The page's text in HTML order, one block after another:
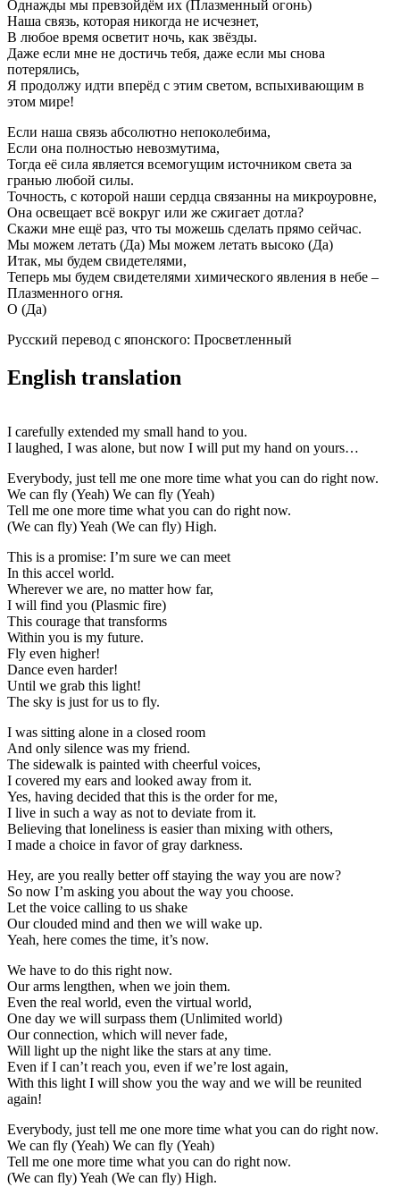
Однажды мы превзойдём их (Плазменный огонь)
Наша связь, которая никогда не исчезнет,
В любое время осветит ночь, как звёзды.
Даже если мне не достичь тебя, даже если мы снова
потерялись,
Я продолжу идти вперёд с этим светом, вспыхивающим в
этом мире!
Если наша связь абсолютно непоколебима,
Если она полностью невозмутима,
Тогда её сила является всемогущим источником света за
гранью любой силы.
Точность, с которой наши сердца связанны на микроуровне,
Она освещает всё вокруг или же сжигает дотла?
Скажи мне ещё раз, что ты можешь сделать прямо сейчас.
Мы можем летать (Да) Мы можем летать высоко (Да)
Итак, мы будем свидетелями,
Теперь мы будем свидетелями химического явления в небе –
Плазменного огня.
О (Да)
Русский перевод с японского: Просветленный
English translation
I carefully extended my small hand to you.
I laughed, I was alone, but now I will put my hand on yours…
Everybody, just tell me one more time what you can do right now.
We can fly (Yeah) We can fly (Yeah)
Tell me one more time what you can do right now.
(We can fly) Yeah (We can fly) High.
This is a promise: I’m sure we can meet
In this accel world.
Wherever we are, no matter how far,
I will find you (Plasmic fire)
This courage that transforms
Within you is my future.
Fly even higher!
Dance even harder!
Until we grab this light!
The sky is just for us to fly.
I was sitting alone in a closed room
And only silence was my friend.
The sidewalk is painted with cheerful voices,
I covered my ears and looked away from it.
Yes, having decided that this is the order for me,
I live in such a way as not to deviate from it.
Believing that loneliness is easier than mixing with others,
I made a choice in favor of gray darkness.
Hey, are you really better off staying the way you are now?
So now I’m asking you about the way you choose.
Let the voice calling to us shake
Our clouded mind and then we will wake up.
Yeah, here comes the time, it’s now.
We have to do this right now.
Our arms lengthen, when we join them.
Even the real world, even the virtual world,
One day we will surpass them (Unlimited world)
Our connection, which will never fade,
Will light up the night like the stars at any time.
Even if I can’t reach you, even if we’re lost again,
With this light I will show you the way and we will be reunited
again!
Everybody, just tell me one more time what you can do right now.
We can fly (Yeah) We can fly (Yeah)
Tell me one more time what you can do right now.
(We can fly) Yeah (We can fly) High.